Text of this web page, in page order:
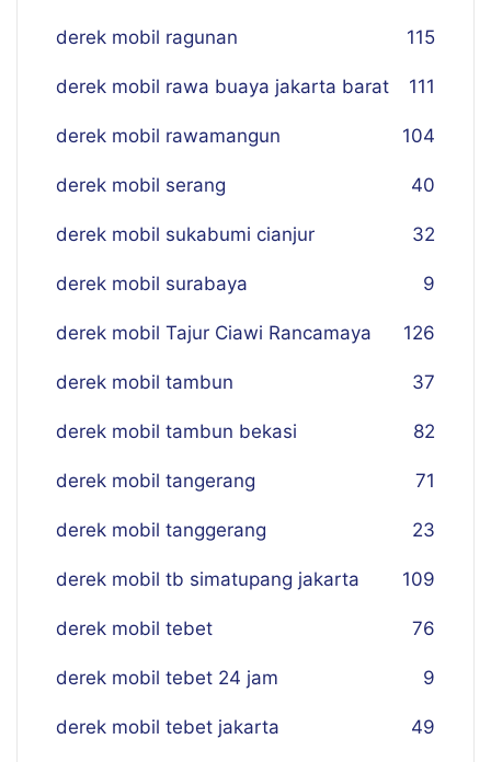
derek mobil ragunan 115
derek mobil rawa buaya jakarta barat 111
derek mobil rawamangun 104
derek mobil serang 40
derek mobil sukabumi cianjur 32
derek mobil surabaya 9
derek mobil Tajur Ciawi Rancamaya 126
derek mobil tambun 37
derek mobil tambun bekasi 82
derek mobil tangerang 71
derek mobil tanggerang 23
derek mobil tb simatupang jakarta 109
derek mobil tebet 76
derek mobil tebet 24 jam 9
derek mobil tebet jakarta 49